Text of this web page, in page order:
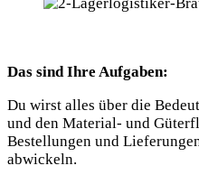
Das sind Ihre Aufgaben:
Du wirst alles über die
und den Material- und
Bestellungen und
abwickeln.